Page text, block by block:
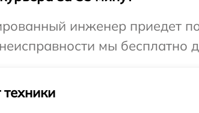
инженер приедет
мы бесплатно